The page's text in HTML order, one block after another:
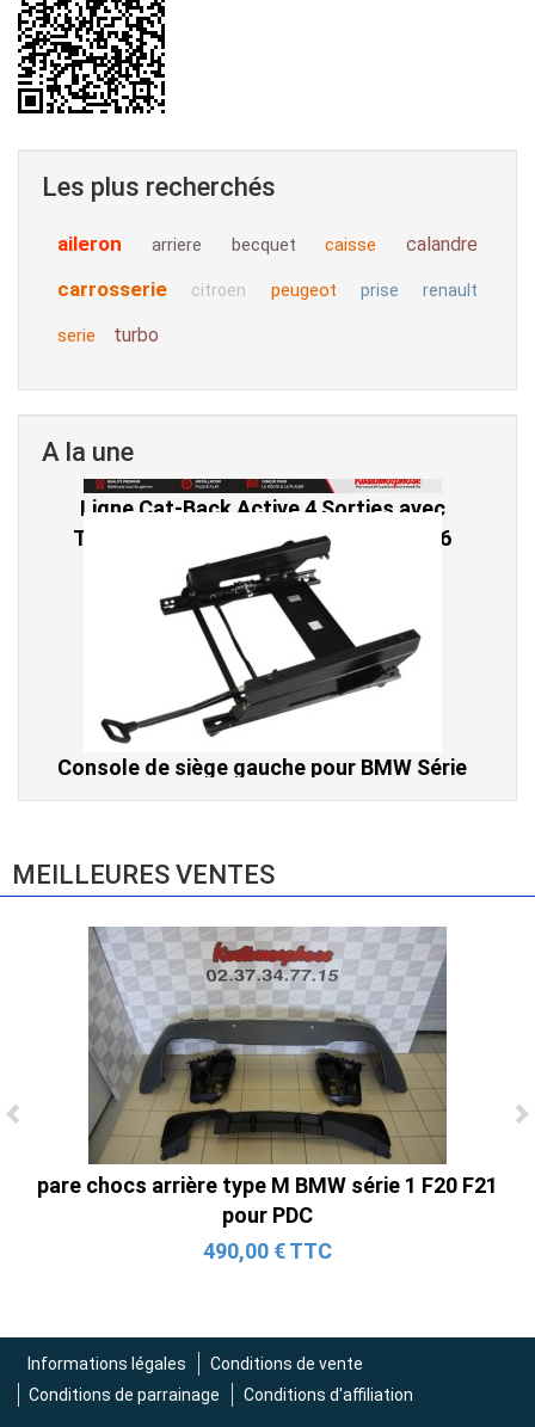
Les plus recherchés
aileron arriere becquet caisse calandre
carrosserie citroen peugeot prise renault
serie turbo
A la une
Ligne Cat-Back Active 4 Sorties avec
Tube en H pour Ford Mustang GT & V6
(2015-2023)
2 690,00 € TTC
Console de siège gauche pour BMW Série
3 E46 (hors Cabriolet et CSL) et BMW X3
E83 (2004-2010)
MEILLEURES VENTES
pare chocs arrière type M BMW série 1 F20 F21
pour PDC
490,00 € TTC
Informations légales
Conditions de vente
Conditions de parrainage
Conditions d'affiliation